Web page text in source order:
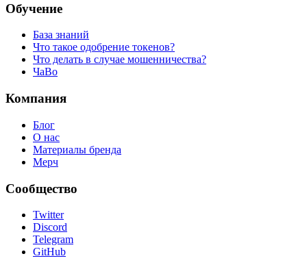
Обучение
База знаний
Что такое одобрение токенов?
Что делать в случае мошенничества?
ЧаВо
Компания
Блог
О нас
Материалы бренда
Мерч
Сообщество
Twitter
Discord
Telegram
GitHub